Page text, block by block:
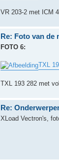
VR 203-2 met ICM
Re: Foto van de
FOTO 6:
TXL
TXL 193 282 met
Re:
XLoad Vectron's,